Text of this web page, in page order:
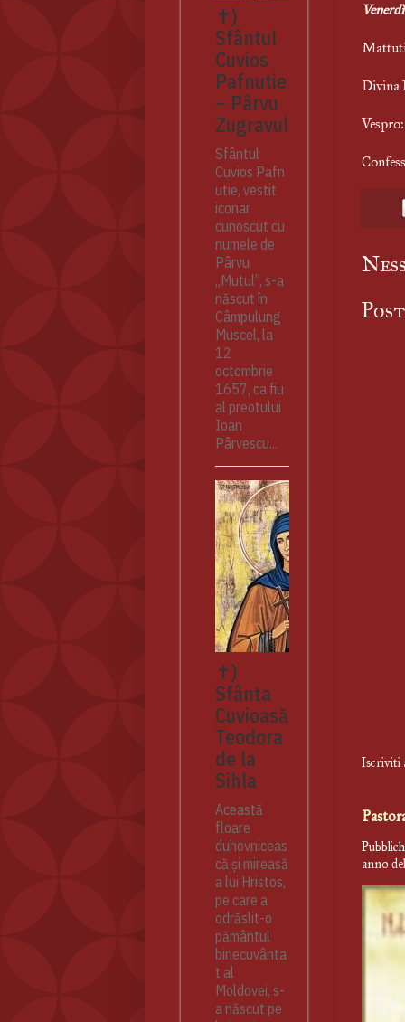
Venerdì
Iscriviti
anno
✝)
Sfântul
Cuvios
Pafnutie
– Pârvu
Zugravul
Sfântul
Cuvios Pafn
utie, vestit
iconar
cunoscut cu
numele de
Pârvu
„Mutul”, s-a
născut în
Câmpulung
Muscel, la
12
octombrie
1657, ca fiu
al preotului
Ioan
Pârvescu...
✝)
Sfânta
Cuvioasă
Teodora
de la
Sihla
Această
floare
duhovniceas
că și mireasă
a lui Hristos,
pe care a
odrăslit-o
pământul
binecuvânta
t al
Moldovei, s-
a născut pe